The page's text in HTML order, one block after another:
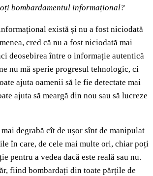
bombardamentul informațional?
există și nu a fost niciodată
cred că nu a fost niciodată mai
deosebirea între o informație autentică
nu mă sperie progresul tehnologic, ci
ajuta oamenii să le fie detectate mai
ajuta să meargă din nou sau să lucreze
mai degrabă cît de ușor sînt de manipulat
în care, de cele mai multe ori, chiar poți
pentru a vedea dacă este reală sau nu.
fiind bombardați din toate părțile de